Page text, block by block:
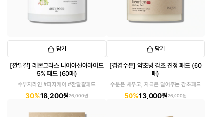
담기
[깐달걀] 레몬그라스 나이아신아마이드
5% 패드 (60매)
수부지라인 #피지케어 #깐달걀패드
30%18,200원26,000원
담기
[겹겹수분] 약초방 감초 진정 패드 (60
매)
수분은 채우고, 자극은 덜어주는 감초패드
50%13,000원26,000원